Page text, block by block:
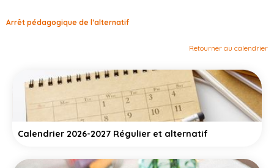
Arrêt pédagogique de l’alternatif
Retourner au calendrier
Calendrier 2026-2027 Régulier et alternatif